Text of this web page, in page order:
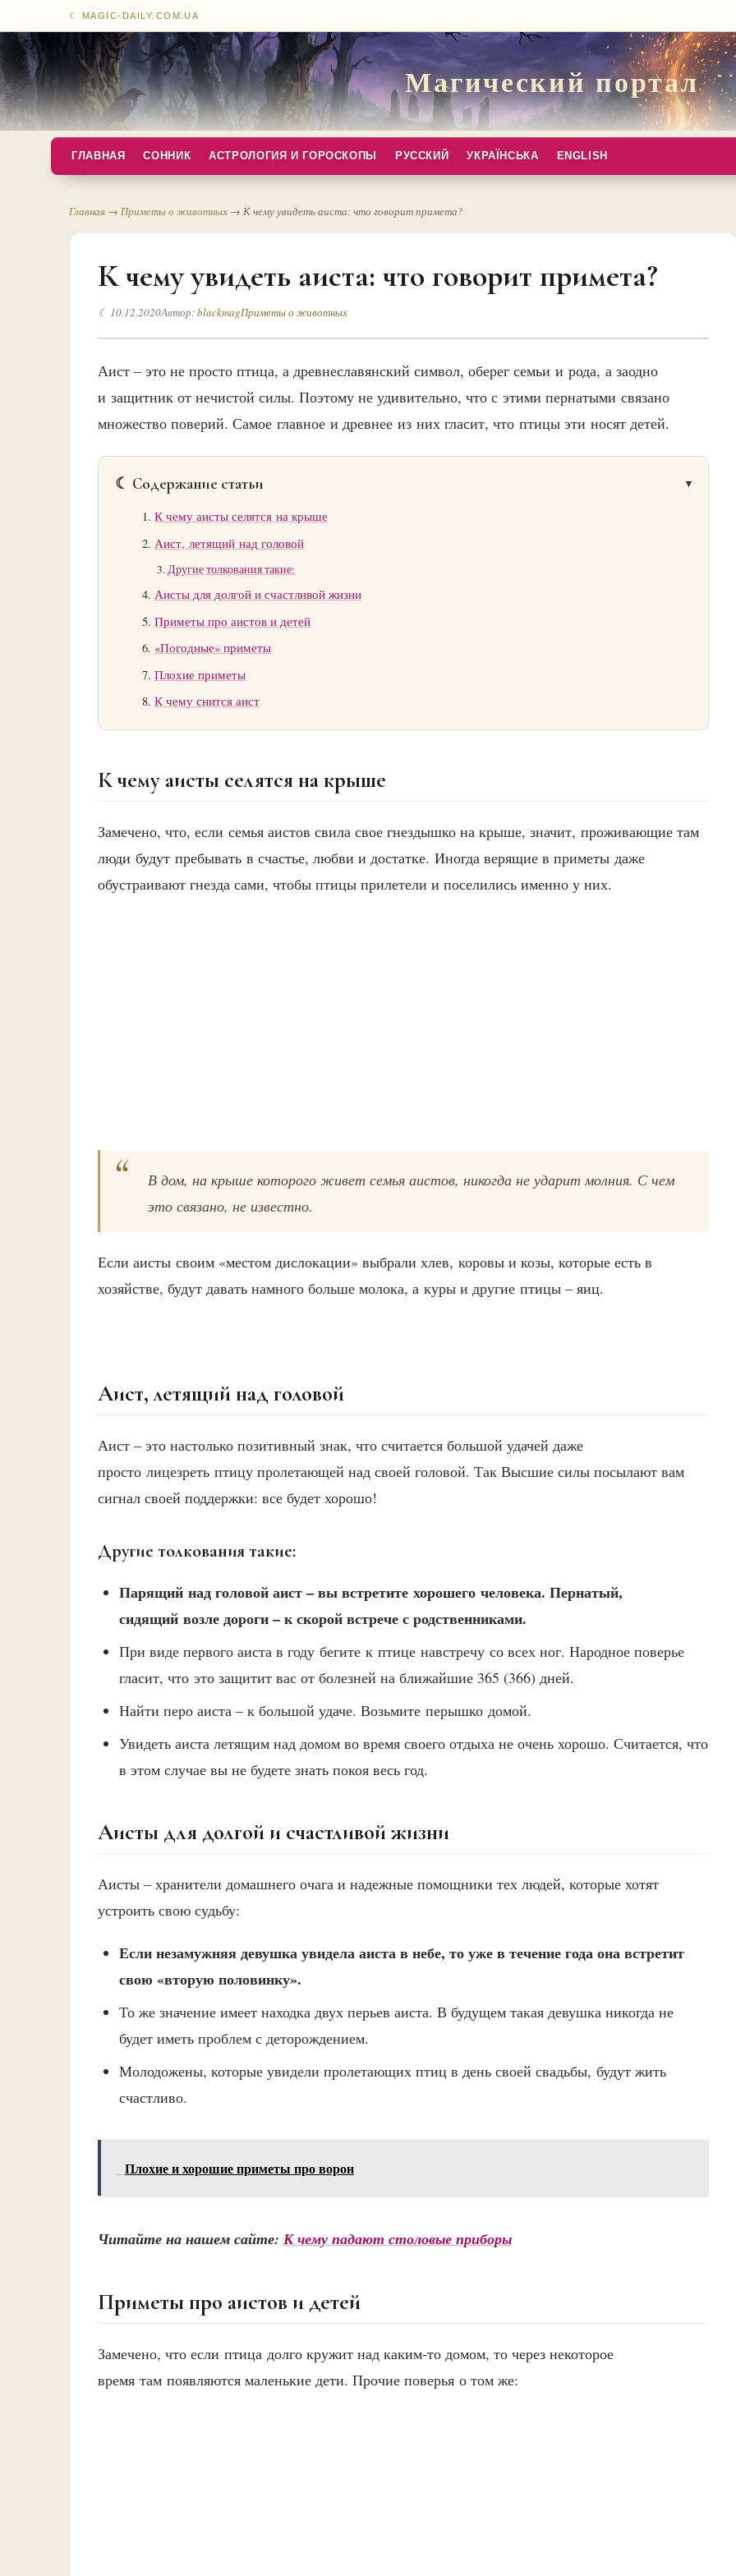
☾ MAGIC-DAILY.COM.UA
Магический портал
ГЛАВНАЯ СОННИК АСТРОЛОГИЯ И ГОРОСКОПЫ РУССКИЙ УКРАЇНСЬКА ENGLISH
Главная → Приметы о животных → К чему увидеть аиста: что говорит примета?
К чему увидеть аиста: что говорит примета?
☾ 10.12.2020Автор:blackmagПриметы о животных
Аист – это не просто птица, а древнеславянский символ, оберег семьи и рода, а заодно
и защитник от нечистой силы. Поэтому не удивительно, что с этими пернатыми связано
множество поверий. Самое главное и древнее из них гласит, что птицы эти носят детей.
☾ Содержание статьи
К чему аисты селятся на крыше
Аист, летящий над головой
Другие толкования такие:
Аисты для долгой и счастливой жизни
Приметы про аистов и детей
«Погодные» приметы
Плохие приметы
К чему снится аист
К чему аисты селятся на крыше
Замечено, что, если семья аистов свила свое гнездышко на крыше, значит, проживающие там
люди будут пребывать в счастье, любви и достатке. Иногда верящие в приметы даже
обустраивают гнезда сами, чтобы птицы прилетели и поселились именно у них.
В дом, на крыше которого живет семья аистов, никогда не ударит молния. С чем
это связано, не известно.
Если аисты своим «местом дислокации» выбрали хлев, коровы и козы, которые есть в
хозяйстве, будут давать намного больше молока, а куры и другие птицы – яиц.
Аист, летящий над головой
Аист – это настолько позитивный знак, что считается большой удачей даже
просто лицезреть птицу пролетающей над своей головой. Так Высшие силы посылают вам
сигнал своей поддержки: все будет хорошо!
Другие толкования такие:
Парящий над головой аист – вы встретите хорошего человека. Пернатый,
сидящий возле дороги – к скорой встрече с родственниками.
При виде первого аиста в году бегите к птице навстречу со всех ног. Народное поверье
гласит, что это защитит вас от болезней на ближайшие 365 (366) дней.
Найти перо аиста – к большой удаче. Возьмите перышко домой.
Увидеть аиста летящим над домом во время своего отдыха не очень хорошо. Считается, что
в этом случае вы не будете знать покоя весь год.
Аисты для долгой и счастливой жизни
Аисты – хранители домашнего очага и надежные помощники тех людей, которые хотят
устроить свою судьбу:
Если незамужняя девушка увидела аиста в небе, то уже в течение года она встретит
свою «вторую половинку».
То же значение имеет находка двух перьев аиста. В будущем такая девушка никогда не
будет иметь проблем с деторождением.
Молодожены, которые увидели пролетающих птиц в день своей свадьбы, будут жить
счастливо.
Плохие и хорошие приметы про ворон
Читайте на нашем сайте: К чему падают столовые приборы
Приметы про аистов и детей
Замечено, что если птица долго кружит над каким-то домом, то через некоторое
время там появляются маленькие дети. Прочие поверья о том же: